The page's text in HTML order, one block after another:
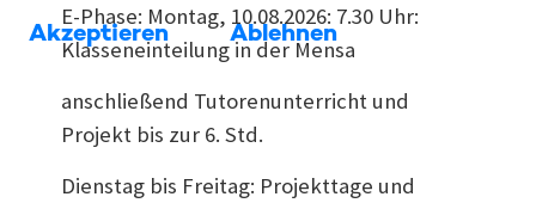
E-Phase: Montag, 10.08.2026: 7.30 Uhr:
Klasseneinteilung in der Mensa
anschließend Tutorenunterricht und
Projekt bis zur 6. Std.
Dienstag bis Freitag: Projekttage und
Akzeptieren Ablehnen